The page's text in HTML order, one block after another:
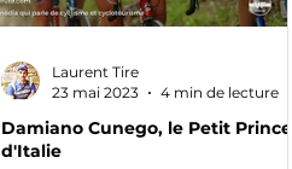
Damiano Cunego, le Petit Prince
d'Italie
Laurent Tire
23 mai 2023
4 min de lecture